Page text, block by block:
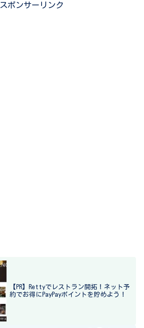
スポンサーリンク
【PR】Rettyでレストラン開拓！ネット予
約でお得にPayPayポイントを貯めよう！